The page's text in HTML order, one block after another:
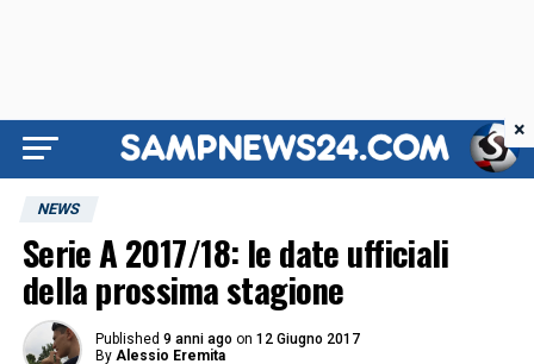
NEWS
Serie A 2017/18: le date ufficiali
della prossima stagione
Published 9 anni ago on 12 Giugno 2017
By Alessio Eremita
×